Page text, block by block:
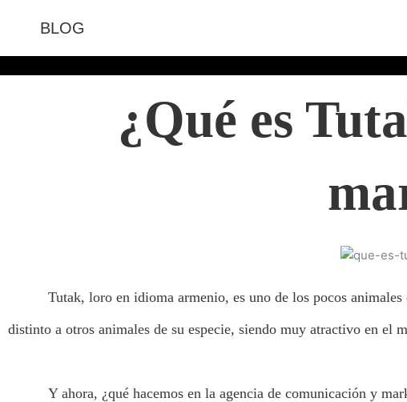
BLOG
¿Qué es
Tutak, loro en idioma armenio, es uno de los pocos
distinto a otros animales de su especie, siendo muy atractivo en el
Y ahora, ¿qué hacemos en la agencia de comunicación y